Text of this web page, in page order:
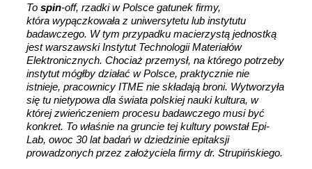
To spin-off, rzadki w Polsce gatunek firmy,
która wypączkowała z uniwersytetu lub instytutu
badawczego. W tym przypadku macierzystą jednostką
jest warszawski Instytut Technologii Materiałów
Elektronicznych. Chociaż przemysł, na którego potrzeby
instytut mógłby działać w Polsce, praktycznie nie
istnieje, pracownicy ITME nie składają broni. Wytworzyła
się tu nietypowa dla świata polskiej nauki kultura, w
której zwieńczeniem procesu badawczego musi być
konkret. To właśnie na gruncie tej kultury powstał Epi-
Lab, owoc 30 lat badań w dziedzinie epitaksji
prowadzonych przez założyciela firmy dr. Strupińskiego.